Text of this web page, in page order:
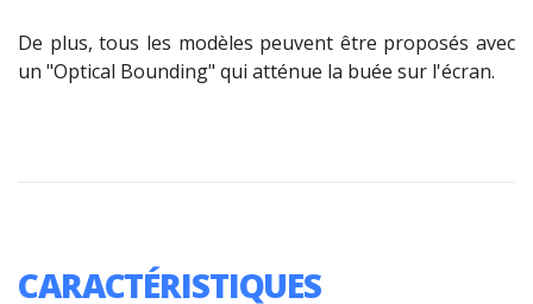
De plus, tous les modèles peuvent être proposés avec
un "Optical Bounding" qui atténue la buée sur l'écran.
CARACTÉRISTIQUES